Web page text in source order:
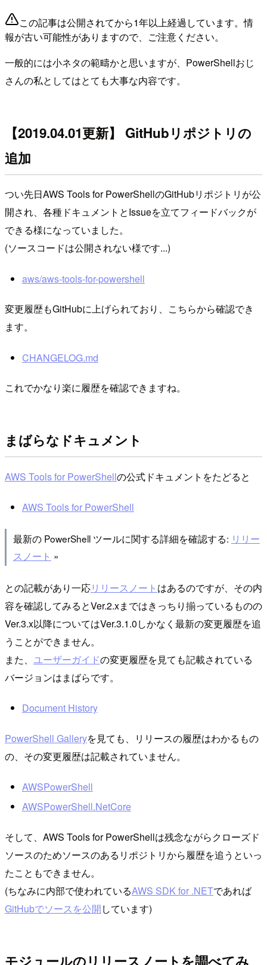
この記事は公開されてから1年以上経過しています。情
報が古い可能性がありますので、ご注意ください。
一般的には小ネタの範疇かと思いますが、PowerShellおじ
さんの私としてはとても大事な内容です。
【2019.04.01更新】 GitHubリポジトリの
追加
つい先日AWS Tools for PowerShellのGitHubリポジトリが公
開され、各種ドキュメントとIssueを立てフィードバックが
できる様になっていました。
(ソースコードは公開されない様です...)
aws/aws-tools-for-powershell
変更履歴もGitHubに上げられており、こちらから確認でき
ます。
CHANGELOG.md
これでかなり楽に履歴を確認できますね。
まばらなドキュメント
AWS Tools for PowerShellの公式ドキュメントをたどると
AWS Tools for PowerShell
最新の PowerShell ツールに関する詳細を確認する: リリー
スノート »
との記載があり一応リリースノート はあるのですが、その内
容を確認してみるとVer.2.xまではきっちり揃っているものの
Ver.3.x以降についてはVer.3.1.0しかなく最新の変更履歴を追
うことができません。
また、 ユーザーガイドの変更履歴を見ても記載されている
バージョンはまばらです。
Document History
PowerShell Galleryを見ても、リリースの履歴はわかるもの
の、その変更履歴は記載されていません。
AWSPowerShell
AWSPowerShell.NetCore
そして、AWS Tools for PowerShellは残念ながらクローズド
ソースのためソースのあるリポジトリから履歴を追うといっ
たこともできません。
(ちなみに内部で使われているAWS SDK for .NETであれば
GitHubでソースを公開しています)
モジュールのリリースノートを調べてみ